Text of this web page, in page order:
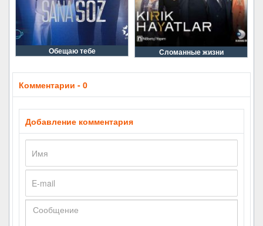
Обещаю тебе Сломанные жизни
Комментарии - 0
Добавление комментария